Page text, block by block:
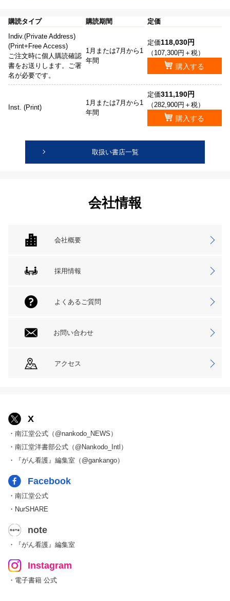
購読タイプ 購読期間
定価
Indiv.(Private Address)
(Print+Free Access)
ご注文時に個人購読確認
書をお送りします。ご署
名が必要です。
1月または7月から1
年間
定価118,030円
（107,300円＋税）
購入する
Inst. (Print)
1月または7月から1
年間
定価311,190円
（282,900円＋税）
購入する
取扱い書店一覧
会社情報
会社概要
採用情報
よくあるご質問
お問い合わせ
アクセス
X
・南江堂公式（@nankodo_NEWS）
・南江堂洋書部公式（@Nankodo_Intl）
・『がん看護』編集室（@gankango）
Facebook
・南江堂公式
・NurSHARE
note
・『がん看護』編集室
Instagram
・電子書籍 公式